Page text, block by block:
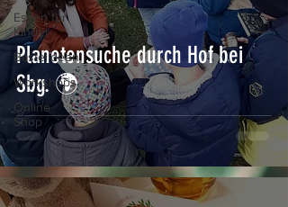
Essen für
Kinder
Bastelideen
Workshops
Online
Shop
Planetensuche durch Hof bei
Sbg. 🌍